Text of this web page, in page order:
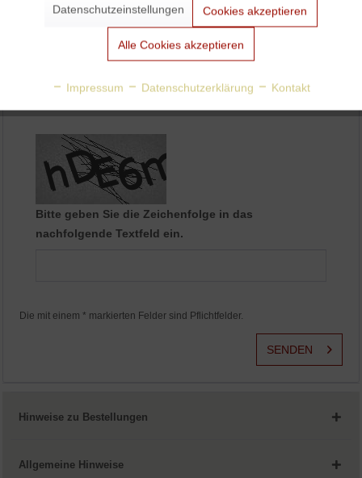
Bitte geben Sie die Zeichenfolge in das
nachfolgende Textfeld ein.
Die mit einem * markierten Felder sind Pflichtfelder.
SENDEN
Hinweise zu Bestellungen
Allgemeine Hinweise
Aktiv
Personalisierung
Datenschutzeinstellungen Cookies akzeptieren
Alle Cookies akzeptieren
Impressum Datenschutzerklärung Kontakt